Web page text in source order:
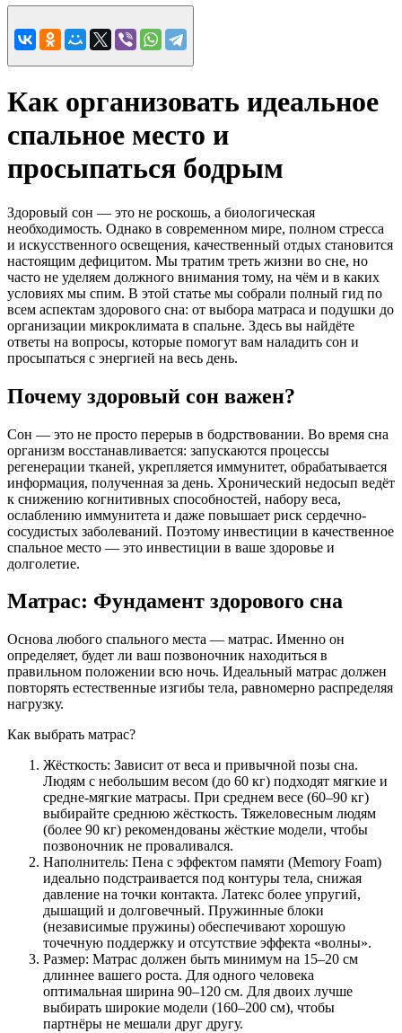
Как организовать идеальное
спальное место и
просыпаться бодрым
Здоровый сон — это не роскошь, а биологическая
необходимость. Однако в современном мире, полном стресса
и искусственного освещения, качественный отдых становится
настоящим дефицитом. Мы тратим треть жизни во сне, но
часто не уделяем должного внимания тому, на чём и в каких
условиях мы спим. В этой статье мы собрали полный гид по
всем аспектам здорового сна: от выбора матраса и подушки до
организации микроклимата в спальне. Здесь вы найдёте
ответы на вопросы, которые помогут вам наладить сон и
просыпаться с энергией на весь день.
Почему здоровый сон важен?
Сон — это не просто перерыв в бодрствовании. Во время сна
организм восстанавливается: запускаются процессы
регенерации тканей, укрепляется иммунитет, обрабатывается
информация, полученная за день. Хронический недосып ведёт
к снижению когнитивных способностей, набору веса,
ослаблению иммунитета и даже повышает риск сердечно-
сосудистых заболеваний. Поэтому инвестиции в качественное
спальное место — это инвестиции в ваше здоровье и
долголетие.
Матрас: Фундамент здорового сна
Основа любого спального места — матрас. Именно он
определяет, будет ли ваш позвоночник находиться в
правильном положении всю ночь. Идеальный матрас должен
повторять естественные изгибы тела, равномерно распределяя
нагрузку.
Как выбрать матрас?
Жёсткость: Зависит от веса и привычной позы сна.
Людям с небольшим весом (до 60 кг) подходят мягкие и
средне-мягкие матрасы. При среднем весе (60–90 кг)
выбирайте среднюю жёсткость. Тяжеловесным людям
(более 90 кг) рекомендованы жёсткие модели, чтобы
позвоночник не проваливался.
Наполнитель: Пена с эффектом памяти (Memory Foam)
идеально подстраивается под контуры тела, снижая
давление на точки контакта. Латекс более упругий,
дышащий и долговечный. Пружинные блоки
(независимые пружины) обеспечивают хорошую
точечную поддержку и отсутствие эффекта «волны».
Размер: Матрас должен быть минимум на 15–20 см
длиннее вашего роста. Для одного человека
оптимальная ширина 90–120 см. Для двоих лучше
выбирать широкие модели (160–200 см), чтобы
партнёры не мешали друг другу.